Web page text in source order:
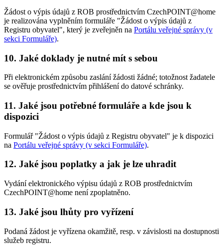
Žádost o výpis údajů z ROB prostřednictvím CzechPOINT@home
je realizována vyplněním formuláře "Žádost o výpis údajů z
Registru obyvatel", který je zveřejněn na Portálu veřejné správy (v
sekci Formuláře).
10. Jaké doklady je nutné mít s sebou
Při elektronickém způsobu zaslání žádosti žádné; totožnost žadatele
se ověřuje prostřednictvím přihlášení do datové schránky.
11. Jaké jsou potřebné formuláře a kde jsou k
dispozici
Formulář "Žádost o výpis údajů z Registru obyvatel" je k dispozici
na Portálu veřejné správy (v sekci Formuláře).
12. Jaké jsou poplatky a jak je lze uhradit
Vydání elektronického výpisu údajů z ROB prostřednictvím
CzechPOINT@home není zpoplatněno.
13. Jaké jsou lhůty pro vyřízení
Podaná žádost je vyřízena okamžitě, resp. v závislosti na dostupnosti
služeb registru.